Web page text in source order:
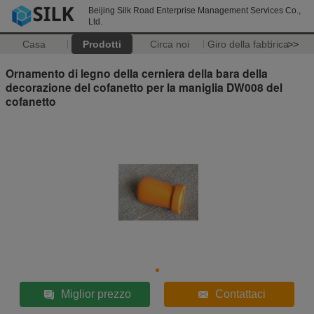
Beijing Silk Road Enterprise Management Services Co.,
Ltd.
Casa Prodotti Circa noi Giro della fabbrica>>
Ornamento di legno della cerniera della bara della
decorazione del cofanetto per la maniglia DW008 del
cofanetto
Miglior prezzo Contattaci